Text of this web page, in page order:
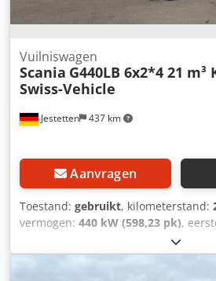
Jestetten 437 km
Vuilniswagen
Scania G440LB 6x2*4 21 m³
Swiss-Vehicle
Aanvragen
Toestand: gebruikt, kilometerstand:
vermogen: 440 kW (598,23 pk),
, leeggewicht:
laadgewicht:8.150 kg,
11mm
,